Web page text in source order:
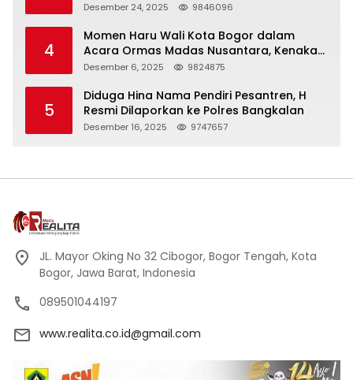
Panjang
Desember 24, 2025 9846096
4
Momen Haru Wali Kota Bogor dalam
Acara Ormas Madas Nusantara, Kenakan
Peci Hitam Tinggi sebagai Simbol
Desember 6, 2025 9824875
5
Diduga Hina Nama Pendiri Pesantren, H
Resmi Dilaporkan ke Polres Bangkalan
Desember 16, 2025 9747657
JL. Mayor Oking No 32 Cibogor, Bogor Tengah, Kota
Bogor, Jawa Barat, Indonesia
089501044197
www.realita.co.id@gmail.com